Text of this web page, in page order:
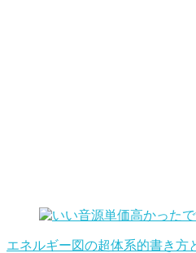
エネルギー図の超体系的書き方